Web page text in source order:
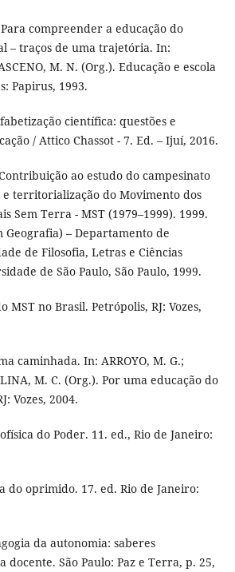
Para compreender a educação do
– traços de uma trajetória. In:
M. N. (Org.). Educação e escola
Papirus, 1993.
científica: questões e
/ Attico Chassot - 7. Ed. – Ijuí, 2016.
ao estudo do campesinato
territorialização do Movimento dos
Sem Terra - MST (1979–1999). 1999.
Geografia) – Departamento de
de Filosofia, Letras e Ciências
de São Paulo, São Paulo, 1999.
MST no Brasil. Petrópolis, RJ: Vozes,
caminhada. In: ARROYO, M. G.;
M. C. (Org.). Por uma educação do
Vozes, 2004.
do Poder. 11. ed., Rio de Janeiro:
do oprimido. 17. ed. Rio de Janeiro:
da autonomia: saberes
docente. São Paulo: Paz e Terra, p. 25,